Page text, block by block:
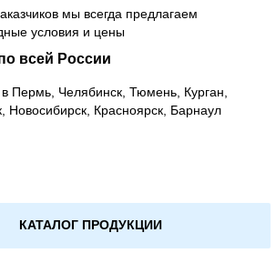
мы всегда предлагаем
условия и цены
всей России
Пермь, Челябинск, Тюмень, Курган,
Новосибирск, Красноярск, Барнаул
КАТАЛОГ ПРОДУКЦИИ